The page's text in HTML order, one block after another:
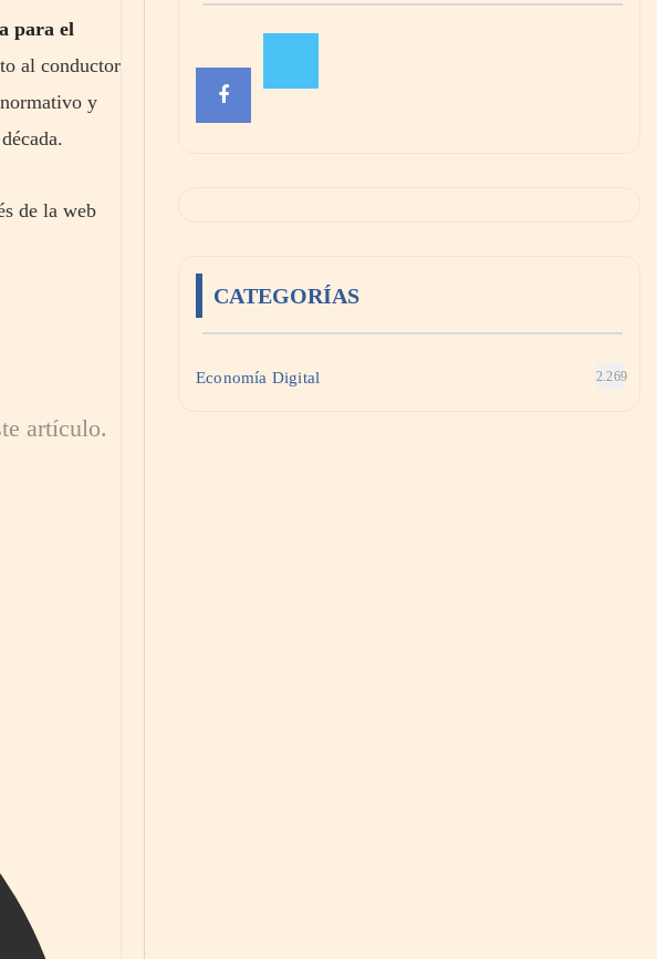
para el
al conductor
y
de la web
artículo.
CATEGORÍAS
Economía Digital 2.269